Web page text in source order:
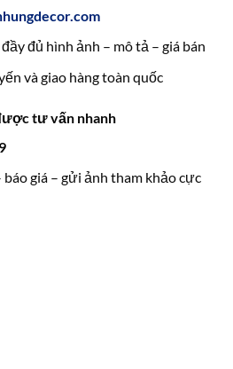
đủ hình ảnh – mô tả – giá bán
và giao hàng toàn quốc
tư vấn nhanh
giá – gửi ảnh tham khảo cực